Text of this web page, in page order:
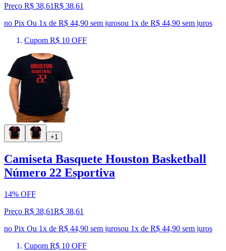
Preço R$ 38,61R$ 38,61
no Pix Ou 1x de R$ 44,90 sem jurosou 1x de R$ 44,90 sem juros
Cupom R$ 10 OFF
+1
Camiseta Basquete Houston Basketball
Número 22 Esportiva
14% OFF
Preço R$ 38,61R$ 38,61
no Pix Ou 1x de R$ 44,90 sem jurosou 1x de R$ 44,90 sem juros
Cupom R$ 10 OFF